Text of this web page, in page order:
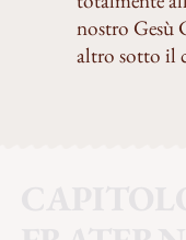
nostro Gesù
altro sotto il